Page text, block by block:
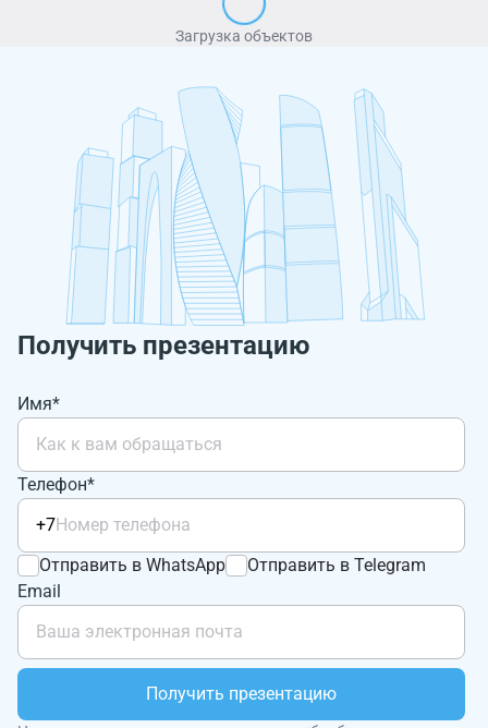
Загрузка объектов
Получить презентацию
Имя*
Телефон*
+7
Отправить в WhatsApp
Отправить в Telegram
Email
Получить презентацию